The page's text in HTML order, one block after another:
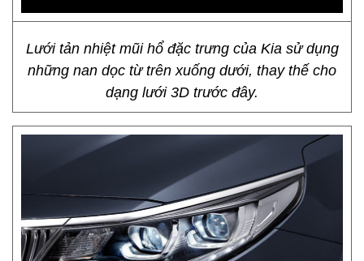
Lưới tản nhiệt mũi hổ đặc trưng của Kia sử dụng
những nan dọc từ trên xuống dưới, thay thế cho
dạng lưới 3D trước đây.